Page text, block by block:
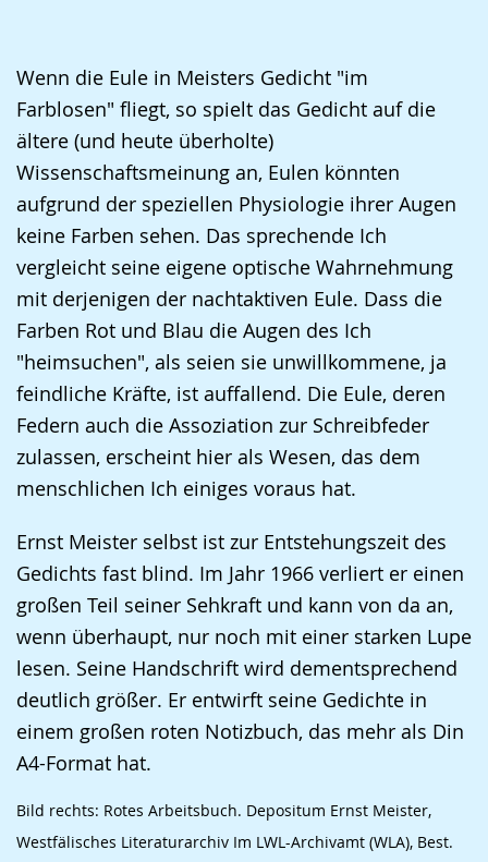
Sprache
wechseln.
Unterstützung.
in
Deutscher
Gebärdensprache
wird
angezeigt.
Wenn die Eule in Meisters Gedicht "im
Farblosen" fliegt, so spielt das Gedicht auf die
ältere (und heute überholte)
Wissenschaftsmeinung an, Eulen könnten
aufgrund der speziellen Physiologie ihrer Augen
keine Farben sehen. Das sprechende Ich
vergleicht seine eigene optische Wahrnehmung
mit derjenigen der nachtaktiven Eule. Dass die
Farben Rot und Blau die Augen des Ich
"heimsuchen", als seien sie unwillkommene, ja
feindliche Kräfte, ist auffallend. Die Eule, deren
Federn auch die Assoziation zur Schreibfeder
zulassen, erscheint hier als Wesen, das dem
menschlichen Ich einiges voraus hat.
Ernst Meister selbst ist zur Entstehungszeit des
Gedichts fast blind. Im Jahr 1966 verliert er einen
großen Teil seiner Sehkraft und kann von da an,
wenn überhaupt, nur noch mit einer starken Lupe
lesen. Seine Handschrift wird dementsprechend
deutlich größer. Er entwirft seine Gedichte in
einem großen roten Notizbuch, das mehr als Din
A4-Format hat.
Bild rechts: Rotes Arbeitsbuch. Depositum Ernst Meister,
Westfälisches Literaturarchiv Im LWL-Archivamt (WLA), Best.